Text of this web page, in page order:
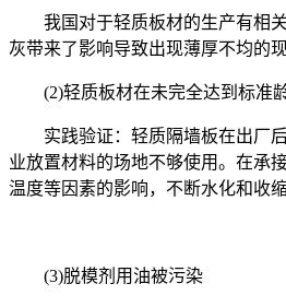
我国对于轻质板材的生产有相
灰带来了影响导致出现薄厚不均的
(2)轻质板材在未完全达到标准
实践验证：轻质隔墙板在出厂
业放置材料的场地不够使用。在承
温度等因素的影响，不断水化和收
(3)脱模剂用油被污染